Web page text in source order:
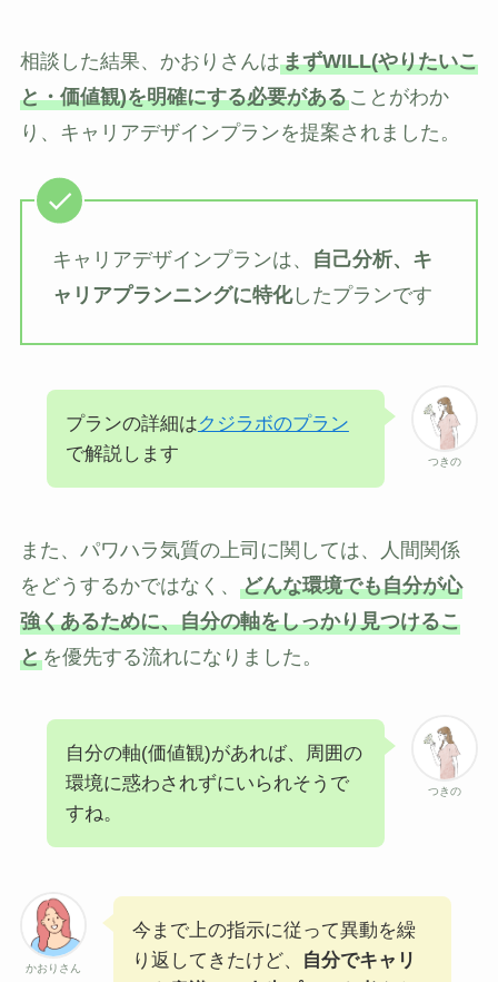
相談した結果、かおりさんはまずWILL(やりたいこ
と・価値観)を明確にする必要があることがわか
り、キャリアデザインプランを提案されました。
キャリアデザインプランは、
自己分析、キ
ャリアプランニングに特化したプランです
つきの
プランの詳細はクジラボのプラン
で解説します
また、パワハラ気質の上司に関しては、人間関係
をどうするかではなく、 どんな環境でも自分が心
強くあるために、自分の軸をしっかり見つけるこ
とを優先する流れになりました。
つきの
自分の軸(価値観)があれば、周囲の
環境に惑わされずにいられそうで
すね。
かおりさん
今まで上の指示に従って異動を繰
り返してきたけど、
自分でキャリ